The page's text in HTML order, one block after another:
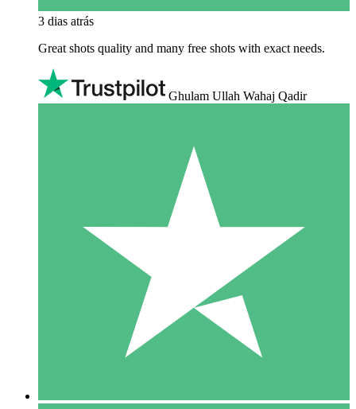
3 dias atrás
Great shots quality and many free shots with exact needs.
Ghulam Ullah Wahaj Qadir